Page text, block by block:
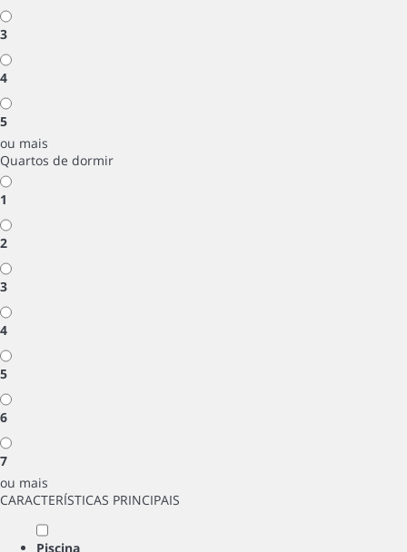
3
4
5
ou mais
Quartos de dormir
1
2
3
4
5
6
7
ou mais
CARACTERÍSTICAS PRINCIPAIS
Piscina